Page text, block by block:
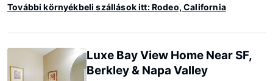
További környékbeli szállások itt: Rodeo, California
Luxe Bay View Home Near SF,
Berkley & Napa Valley